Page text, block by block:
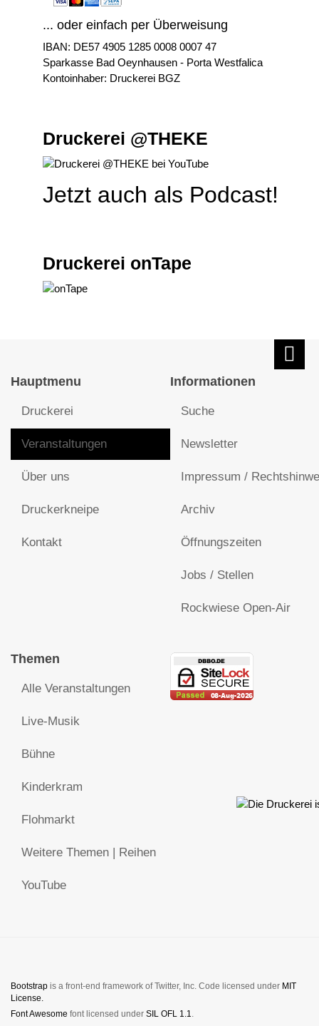
... oder einfach per Überweisung
IBAN: DE57 4905 1285 0008 0007 47
Sparkasse Bad Oeynhausen - Porta Westfalica
Kontoinhaber: Druckerei BGZ
Druckerei @THEKE
Jetzt auch als Podcast!
Druckerei onTape
Hauptmenu
Druckerei
Veranstaltungen
Über uns
Druckerkneipe
Kontakt
Informationen
Suche
Newsletter
Impressum /
Archiv
Öffnungszeiten
Jobs / Stellen
Rockwiese Open-Air
Themen
Alle Veranstaltungen
Live-Musik
Bühne
Kinderkram
Flohmarkt
Weitere Themen | Reihen
YouTube
Bootstrap is a front-end framework of Twitter, Inc. Code licensed under MIT
License.
Font Awesome font licensed under SIL OFL 1.1